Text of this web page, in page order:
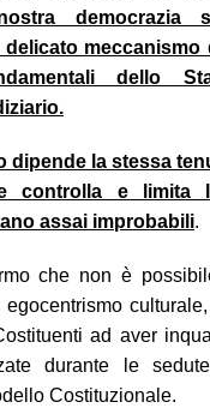
democrazia
meccanismo
dello
dipende la stessa
controlla e limita
assai improbabili.
che non è
ad aver
durante le sedute
Costituzionale.